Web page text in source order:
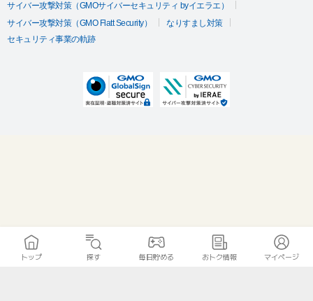
サイバー攻撃対策（GMOサイバーセキュリティ byイエラエ）
サイバー攻撃対策（GMO Flatt Security）
なりすまし対策
セキュリティ事業の軌跡
トップ 探す 毎日貯める おトク情報 マイページ